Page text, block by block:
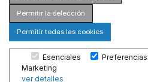
©2026 Drosophila Ediciones
Permitir la selección
Permitir todas las cookies
Esenciales Preferencias
Marketing
ver detalles